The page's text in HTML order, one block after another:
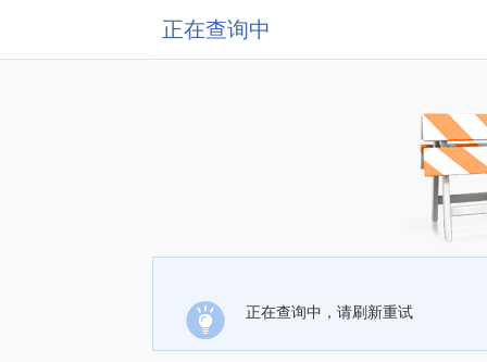
正在查询中
正在查询中，请刷新重试